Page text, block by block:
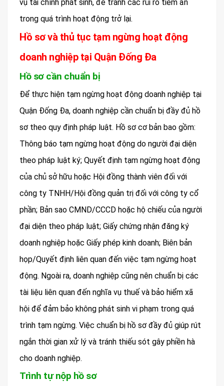
vụ tài chính phát sinh, để tránh các rủi ro tiềm ẩn
trong quá trình hoạt động trở lại.
Hồ sơ và thủ tục tạm ngừng hoạt động
doanh nghiệp tại Quận Đống Đa
Hồ sơ cần chuẩn bị
Để thực hiện tạm ngừng hoạt động doanh nghiệp tại
Quận Đống Đa, doanh nghiệp cần chuẩn bị đầy đủ hồ
sơ theo quy định pháp luật. Hồ sơ cơ bản bao gồm:
Thông báo tạm ngừng hoạt động do người đại diện
theo pháp luật ký; Quyết định tạm ngừng hoạt động
của chủ sở hữu hoặc Hội đồng thành viên đối với
công ty TNHH/Hội đồng quản trị đối với công ty cổ
phần; Bản sao CMND/CCCD hoặc hộ chiếu của người
đại diện theo pháp luật; Giấy chứng nhận đăng ký
doanh nghiệp hoặc Giấy phép kinh doanh; Biên bản
họp/Quyết định liên quan đến việc tạm ngừng hoạt
động. Ngoài ra, doanh nghiệp cũng nên chuẩn bị các
tài liệu liên quan đến nghĩa vụ thuế và bảo hiểm xã
hội để đảm bảo không phát sinh vi phạm trong quá
trình tạm ngừng. Việc chuẩn bị hồ sơ đầy đủ giúp rút
ngắn thời gian xử lý và tránh thiếu sót gây phiền hà
cho doanh nghiệp.
Trình tự nộp hồ sơ